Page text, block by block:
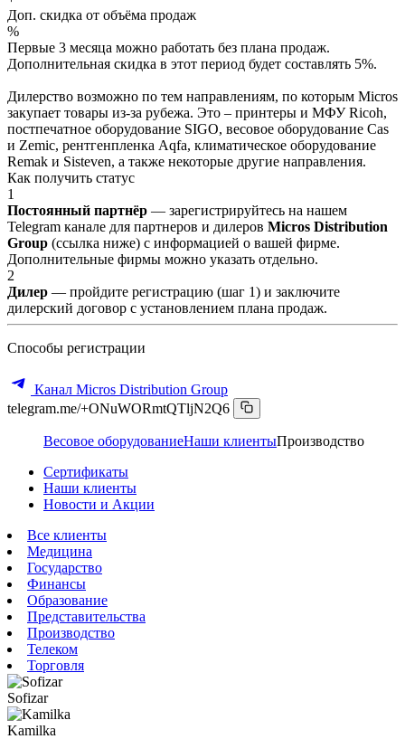
Доп. скидка от объёма продаж
%
Первые 3 месяца можно работать без плана продаж.
Дополнительная скидка в этот период будет составлять 5%.
Дилерство возможно по тем направлениям, по которым Micros
закупает товары из-за рубежа. Это – принтеры и МФУ Ricoh,
постпечатное оборудование SIGO, весовое оборудование Cas
и Zemic, рентгенпленка Aqfa, климатическое оборудование
Remak и Sisteven, а также некоторые другие направления.
Как получить статус
1
Постоянный партнёр — зарегистрируйтесь на нашем
Telegram канале для партнеров и дилеров Micros Distribution
Group (ссылка ниже) с информацией о вашей фирме.
Дополнительные фирмы можно указать отдельно.
2
Дилер — пройдите регистрацию (шаг 1) и заключите
дилерский договор с установлением плана продаж.
Способы регистрации
Канал Micros Distribution Group
telegram.me/+ONuWORmtQTljN2Q6
Весовое оборудованиеНаши клиентыПроизводство
Сертификаты
Наши клиенты
Новости и Акции
Все клиенты
Медицина
Государство
Финансы
Образование
Представительства
Производство
Телеком
Торговля
Sofizar
Kamilka